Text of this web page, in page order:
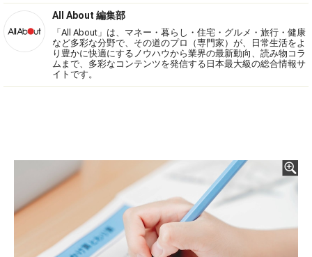
All About 編集部
「All About」は、マネー・暮らし・住宅・グルメ・旅行・健康
など多彩な分野で、その道のプロ（専門家）が、日常生活をよ
り豊かに快適にするノウハウから業界の最新動向、読み物コラ
ムまで、多彩なコンテンツを発信する日本最大級の総合情報サ
イトです。